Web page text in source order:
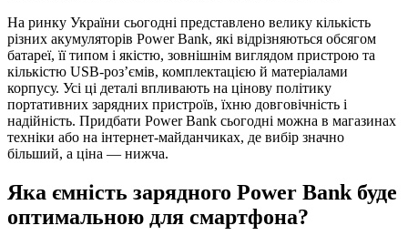
На ринку України сьогодні представлено велику кількість
різних акумуляторів Power Bank, які відрізняються обсягом
батареї, її типом і якістю, зовнішнім виглядом пристрою та
кількістю USB-роз’ємів, комплектацією й матеріалами
корпусу. Усі ці деталі впливають на цінову політику
портативних зарядних пристроїв, їхню довговічність і
надійність. Придбати Power Bank сьогодні можна в магазинах
техніки або на інтернет-майданчиках, де вибір значно
більший, а ціна — нижча.
Яка ємність зарядного Power Bank буде
оптимальною для смартфона?